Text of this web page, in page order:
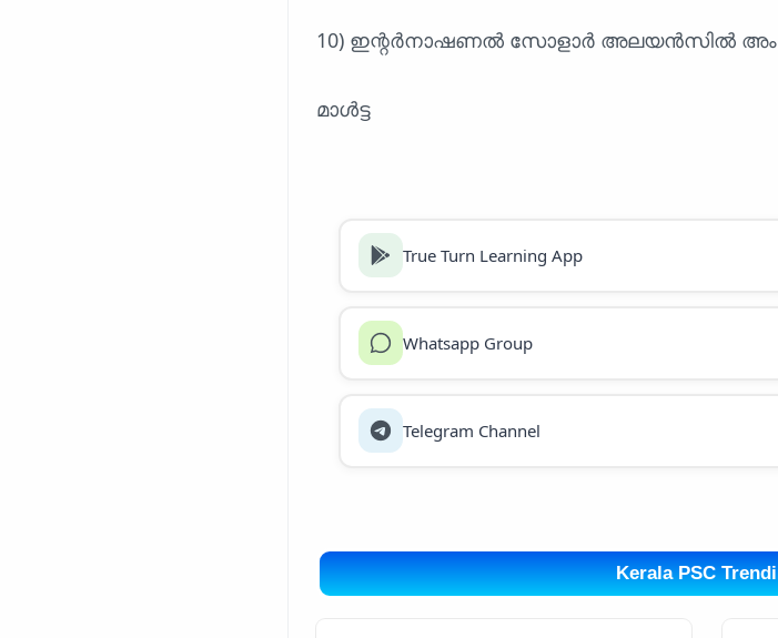
10) ഇന്റർനാഷണൽ സോളാർ അലയൻസിൽ
മാൾട്ട
True Turn Learning App
Whatsapp Group
Telegram Channel
Kerala PSC